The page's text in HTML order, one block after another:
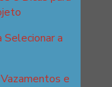
Selecionar a
e